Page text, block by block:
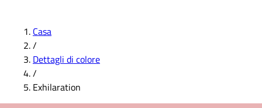
Casa
/
Dettagli di colore
/
Exhilaration